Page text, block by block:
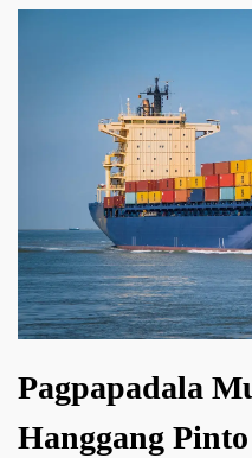
Pagpapadala
Hanggang